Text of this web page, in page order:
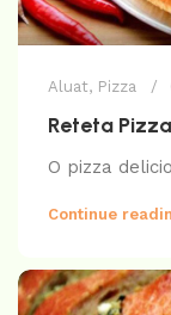
Aluat, Pizza
Reteta
O pizza
Continue